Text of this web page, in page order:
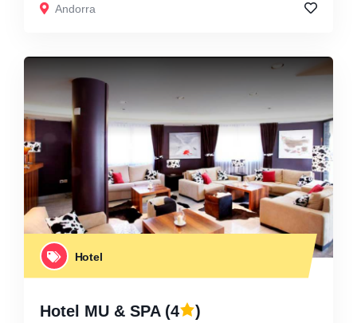
Andorra
Hotel
Hotel MU & SPA(4 )